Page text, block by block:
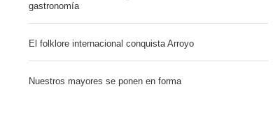
gastronomía
El folklore internacional conquista Arroyo
Nuestros mayores se ponen en forma